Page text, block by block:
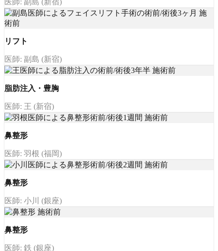
医師: 副島 (新宿)
リフト
医師: 副島 (新宿)
脂肪注入・豊胸
医師: 王 (新宿)
鼻整形
医師: 羽根 (福岡)
鼻整形
医師: 小川 (銀座)
鼻整形
医師: 鉄 (銀座)